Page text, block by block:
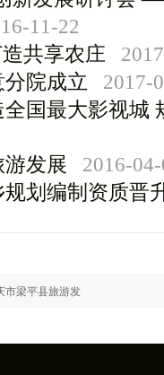
11-22
共享农庄
院成立
2017-
国最大影视城
发展
2016-
划编制资质晋
市梁平县旅游发